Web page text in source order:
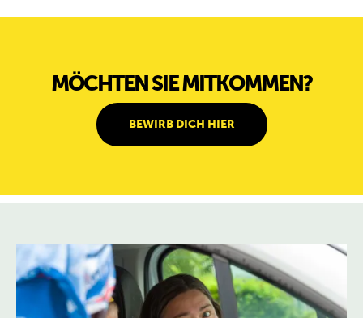
MÖCHTEN SIE MITKOMMEN?
BEWIRB DICH HIER